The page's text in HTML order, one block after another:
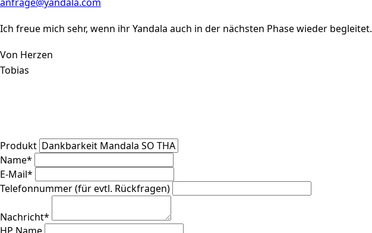
Ich freue mich sehr, wenn ihr Yandala auch in der nächsten Phase wieder begleitet.
Von Herzen
Tobias
Produkt
Name*
E-Mail*
Telefonnummer (für evtl. Rückfragen)
Nachricht*